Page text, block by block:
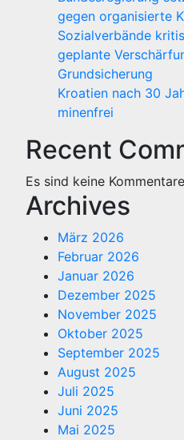
gegen organisierte
Sozialverbände
geplante
Grundsicherung
Kroatien nach 30
minenfrei
Recent
Es sind keine
Archives
März 2026
Februar 2026
Januar 2026
Dezember 2025
November 2025
Oktober 2025
September 2025
August 2025
Juli 2025
Juni 2025
Mai 2025